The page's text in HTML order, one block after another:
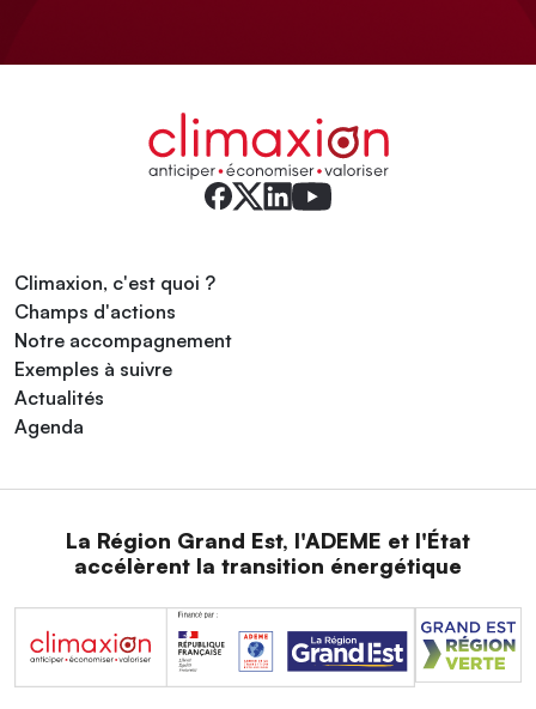
Climaxion, c'est quoi ?
Champs d'actions
Notre accompagnement
Exemples à suivre
Actualités
Agenda
La Région Grand Est, l'ADEME et l'État
accélèrent la transition énergétique